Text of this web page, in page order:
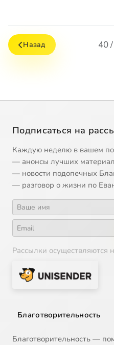
Назад 40
Подписаться на
Каждую неделю в вашем
— анонсы лучших
— новости подопечных
— разговор о жизни по
Рассылки осуществляются
Благотворительность
Благотворительность —